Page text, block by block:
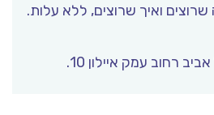
ואיך שרוצים, ללא עלות.
רחוב עמק איילון 10.